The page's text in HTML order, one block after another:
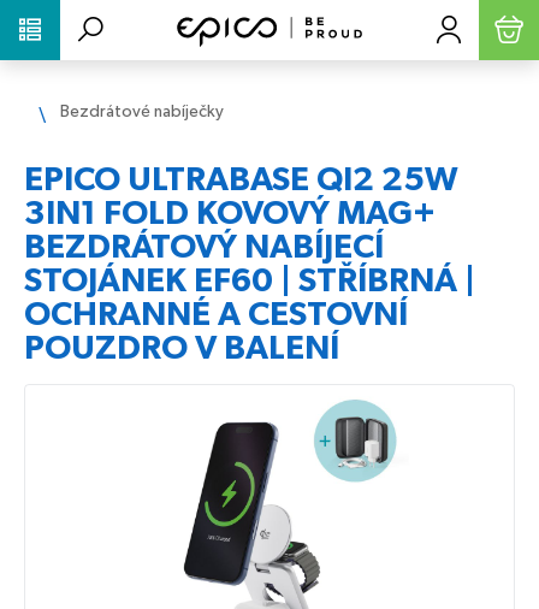
Bezdrátové nabíječky
EPICO ULTRABASE QI2 25W
3IN1 FOLD KOVOVÝ MAG+
BEZDRÁTOVÝ NABÍJECÍ
STOJÁNEK EF60 | STŘÍBRNÁ |
OCHRANNÉ A CESTOVNÍ
POUZDRO V BALENÍ